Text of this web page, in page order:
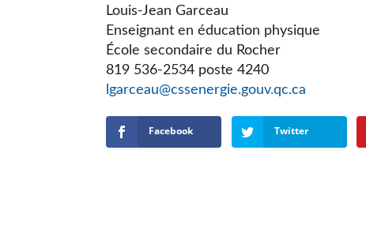
Louis-Jean Garceau
Enseignant en éducation physique
École secondaire du Rocher
819 536-2534 poste 4240
lgarceau@cssenergie.gouv.qc.ca
Facebook Twitter